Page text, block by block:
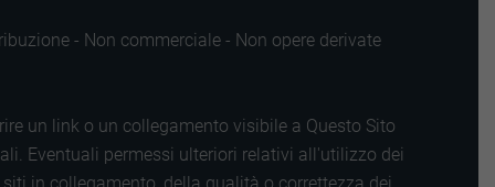
- Non commerciale - Non opere derivate
un link o un collegamento visibile a Questo Sito
Eventuali permessi ulteriori relativi all'utilizzo dei